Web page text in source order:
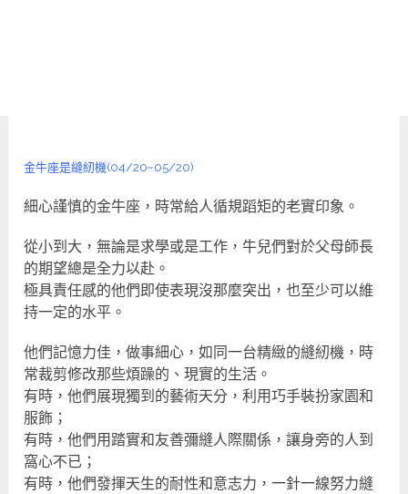
金牛座是縫紉機(04/20~05/20)
細心謹慎的金牛座，時常給人循規蹈矩的老實印象。
從小到大，無論是求學或是工作，牛兒們對於父母師長
的期望總是全力以赴。
極具責任感的他們即使表現沒那麼突出，也至少可以維
持一定的水平。
他們記憶力佳，做事細心，如同一台精緻的縫紉機，時
常裁剪修改那些煩躁的、現實的生活。
有時，他們展現獨到的藝術天分，利用巧手裝扮家園和
服飾；
有時，他們用踏實和友善彌縫人際關係，讓身旁的人到
窩心不已；
有時，他們發揮天生的耐性和意志力，一針一線努力縫